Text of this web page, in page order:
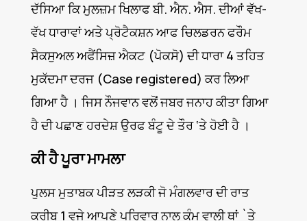
ਦੱਸਿਆ ਕਿ ਮੁਲਜ਼ਮ ਖਿਲਾਫ ਬੀ. ਐਨ. ਐਸ. ਦੀਆਂ ਵੱਖ-
ਵੱਖ ਧਾਰਾਵਾਂ ਅਤੇ ਪ੍ਰੋਟੈਕਸ਼ਨ ਆਫ ਚਿਲਡਰਨ ਫਰੌਮ
ਸੈਕਸੁਅਲ ਅਫੈਂਸਿਜ਼ ਐਕਟ (ਪੋਕਸੋ) ਦੀ ਧਾਰਾ 4 ਤਹਿਤ
ਮੁਕੱਦਮਾ ਦਰਜ (Case registered) ਕਰ ਲਿਆ
ਗਿਆ ਹੈ । ਜਿਸ ਨੌਜਵਾਨ ਵਲੋਂ ਜਬਰ ਜਨਾਹ ਕੀਤਾ ਗਿਆ
ਹੈ ਦੀ ਪਛਾਣ ਹਰਦੇਸ਼ ਉਰਫ ਬੰਟੂ ਦੇ ਤੌਰ ‘ਤੇ ਹੋਈ ਹੈ ।
ਕੀ ਹੈ ਪੂਰਾ ਮਾਮਲਾ
ਪੁਲਸ ਮੁਤਾਬਕ ਪੀੜਤ ਲੜਕੀ ਜੋ ਮੰਗਲਵਾਰ ਦੀ ਰਾਤ
ਕਰੀਬ 1 ਵਜੇ ਆਪਣੇ ਪਰਿਵਾਰ ਨਾਲ ਕੰਮ ਵਾਲੀ ਥਾਂ `ਤੇ